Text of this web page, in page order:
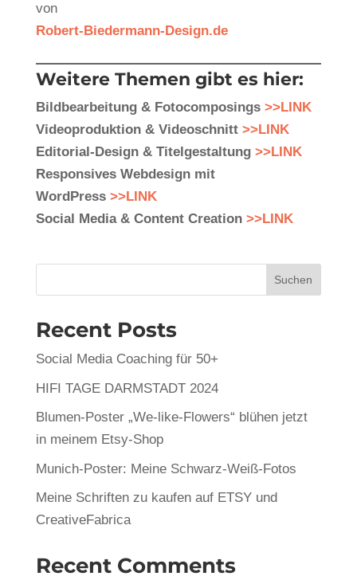
von
Robert-Biedermann-Design.de
Weitere Themen gibt es hier:
Bildbearbeitung & Fotocomposings >>LINK
Videoproduktion & Videoschnitt >>LINK
Editorial-Design & Titelgestaltung >>LINK
Responsives Webdesign mit
WordPress >>LINK
Social Media & Content Creation >>LINK
Suchen
Recent Posts
Social Media Coaching für 50+
HIFI TAGE DARMSTADT 2024
Blumen-Poster „We-like-Flowers“ blühen jetzt
in meinem Etsy-Shop
Munich-Poster: Meine Schwarz-Weiß-Fotos
Meine Schriften zu kaufen auf ETSY und
CreativeFabrica
Recent Comments